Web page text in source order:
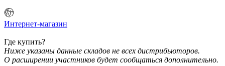
Интернет-магазин
Где купить?
Ниже указаны данные складов не всех дистрибьюторов.
О расширении участников будет сообщаться дополнительно.